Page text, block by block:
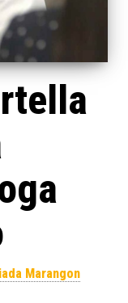
Marangon